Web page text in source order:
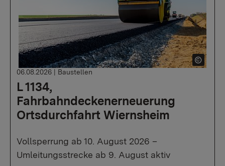
L 1134,
Fahrbahndeckenerneuerung
Ortsdurchfahrt Wiernsheim
06.08.2026 | Baustellen
Vollsperrung ab 10. August 2026 –
Umleitungsstrecke ab 9. August aktiv